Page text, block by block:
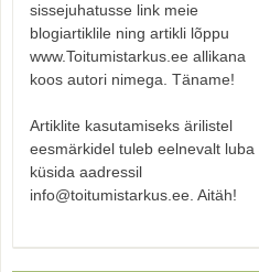
sissejuhatusse link meie
blogiartiklile ning artikli lõppu
www.Toitumistarkus.ee allikana
koos autori nimega. Täname!
Artiklite kasutamiseks ärilistel
eesmärkidel tuleb eelnevalt luba
küsida aadressil
info@toitumistarkus.ee. Aitäh!